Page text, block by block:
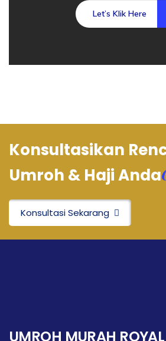
Let’s Klik Here
Konsultasikan
Umroh & Haji Anda
Konsultasi Sekarang
UMROH MURAH